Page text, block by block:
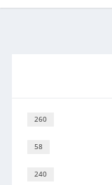
260
58
240